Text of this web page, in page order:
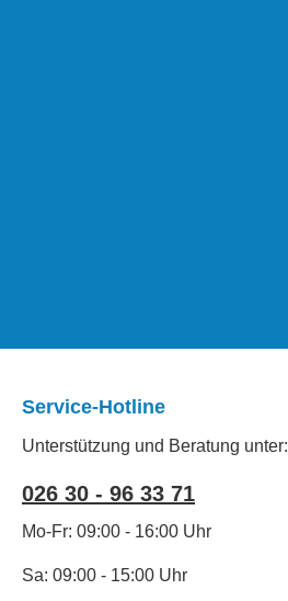
Service-Hotline
Unterstützung und Beratung unter:
026 30 - 96 33 71
Mo-Fr: 09:00 - 16:00 Uhr
Sa: 09:00 - 15:00 Uhr